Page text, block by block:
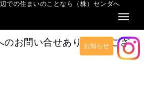
での住まいのことなら（株）センダへ
お知らせ
のお問い合せありがとうござ